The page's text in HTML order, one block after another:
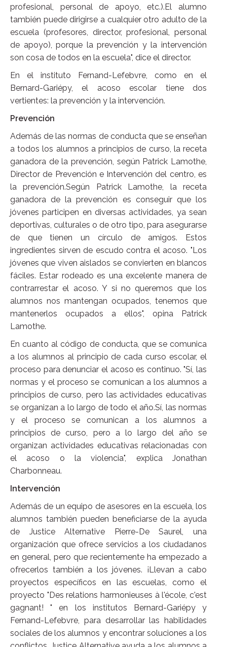
profesional, personal de apoyo, etc.).El alumno
también puede dirigirse a cualquier otro adulto de la
escuela (profesores, director, profesional, personal
de apoyo), porque la prevención y la intervención
son cosa de todos en la escuela", dice el director.
En el instituto Fernand-Lefebvre, como en el
Bernard-Gariépy, el acoso escolar tiene dos
vertientes: la prevención y la intervención.
Prevención
Además de las normas de conducta que se enseñan
a todos los alumnos a principios de curso, la receta
ganadora de la prevención, según Patrick Lamothe,
Director de Prevención e Intervención del centro, es
la prevención.Según Patrick Lamothe, la receta
ganadora de la prevención es conseguir que los
jóvenes participen en diversas actividades, ya sean
deportivas, culturales o de otro tipo, para asegurarse
de que tienen un círculo de amigos. Estos
ingredientes sirven de escudo contra el acoso. "Los
jóvenes que viven aislados se convierten en blancos
fáciles. Estar rodeado es una excelente manera de
contrarrestar el acoso. Y si no queremos que los
alumnos nos mantengan ocupados, tenemos que
mantenerlos ocupados a ellos", opina Patrick
Lamothe.
En cuanto al código de conducta, que se comunica
a los alumnos al principio de cada curso escolar, el
proceso para denunciar el acoso es continuo. "Sí, las
normas y el proceso se comunican a los alumnos a
principios de curso, pero las actividades educativas
se organizan a lo largo de todo el año.Sí, las normas
y el proceso se comunican a los alumnos a
principios de curso, pero a lo largo del año se
organizan actividades educativas relacionadas con
el acoso o la violencia", explica Jonathan
Charbonneau.
Intervención
Además de un equipo de asesores en la escuela, los
alumnos también pueden beneficiarse de la ayuda
de Justice Alternative Pierre-De Saurel, una
organización que ofrece servicios a los ciudadanos
en general, pero que recientemente ha empezado a
ofrecerlos también a los jóvenes. ¡Llevan a cabo
proyectos específicos en las escuelas, como el
proyecto "Des relations harmonieuses à l'école, c'est
gagnant! " en los institutos Bernard-Gariépy y
Fernand-Lefebvre, para desarrollar las habilidades
sociales de los alumnos y encontrar soluciones a los